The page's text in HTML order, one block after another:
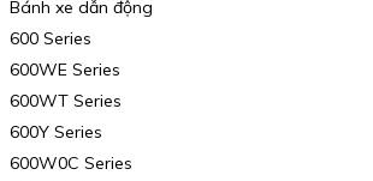
Bánh xe dẫn động
600 Series
600WE Series
600WT Series
600Y Series
600W0C Series